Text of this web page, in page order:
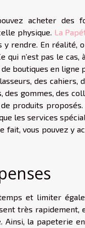
acheter des
physique. La
y rendre. En réalité,
qui n’est pas le cas,
boutiques en ligne
des cahiers,
des gommes, des
produits proposés.
les services
fait, vous pouvez y
et limiter
très rapidement,
Ainsi, la papeterie